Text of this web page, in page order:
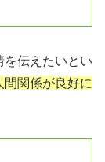
を伝えたいとい
間関係が良好に